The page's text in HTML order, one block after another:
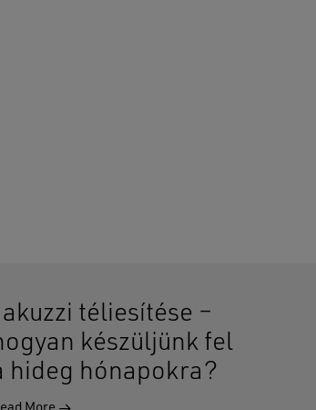
téliesítése –
készüljünk fel
hideg hónapokra?